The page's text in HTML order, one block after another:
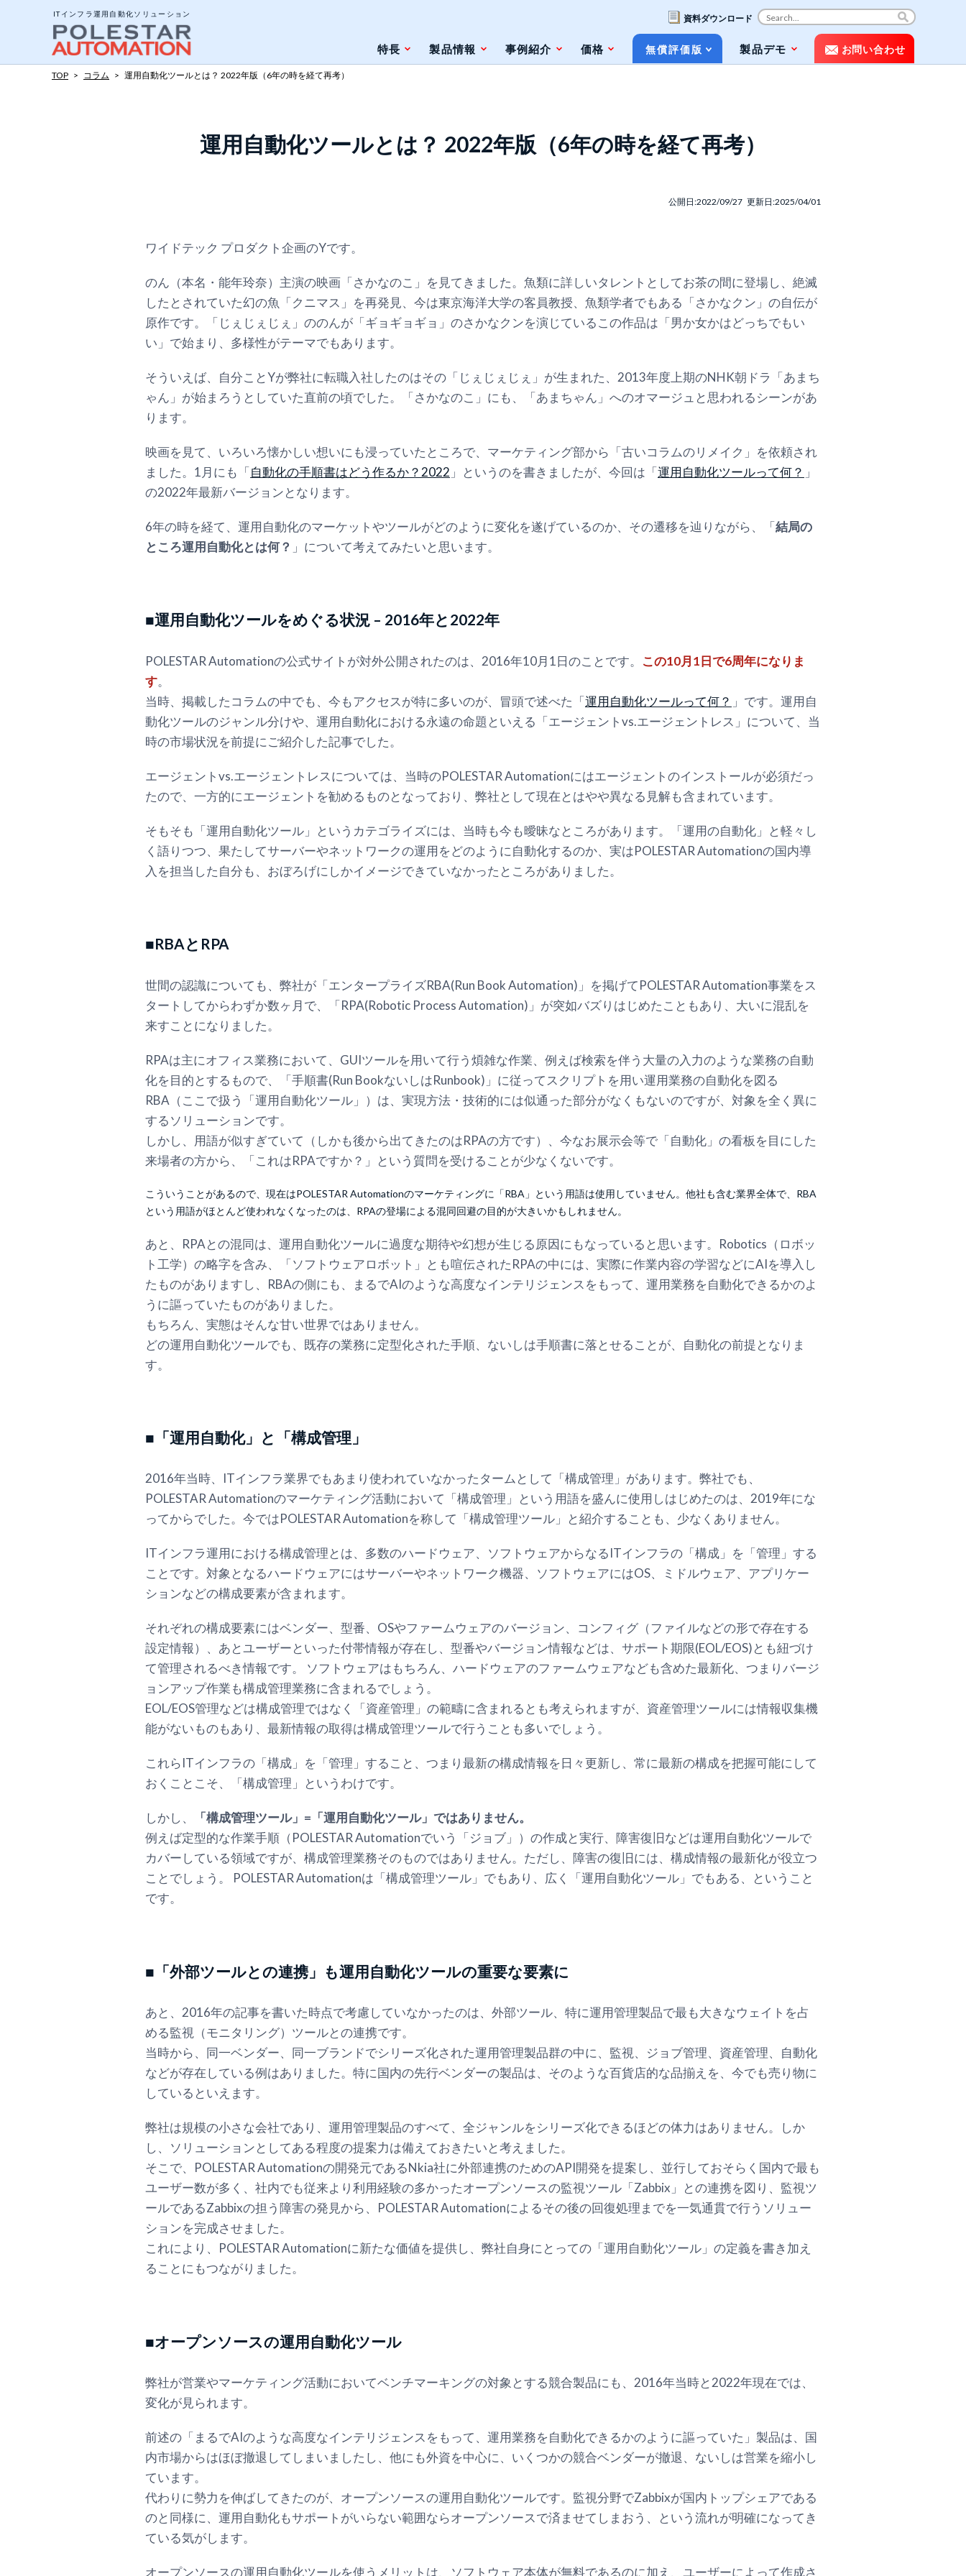
ITインフラ運用自動化ソリューション 資料ダウンロード
コ
特長 製品情報
エージェントとエージェントレス
アドオンツール
API公開インターフェースと利用方法
ツールとの連携（Zabbix）
フレット）
メディア掲載
事例紹介 価格 無償評価版 製品デモ お問い合わせ
TOP > コラム > 運用自動化ツールとは？ 2022年版（6年の時を経て再考）
運用自動化ツールとは？ 2022年版（6年の時を経て再考）
公開日:2022/09/27 更新日:2025/04/01
ワイドテック プロダクト企画のYです。
のん（本名・能年玲奈）主演の映画「さかなのこ」を見てきました。魚類に詳しいタレントとしてお茶の間に登場し、絶滅
したとされていた幻の魚「クニマス」を再発見、今は東京海洋大学の客員教授、魚類学者でもある「さかなクン」の自伝が
原作です。「じぇじぇじぇ」ののんが「ギョギョギョ」のさかなクンを演じているこの作品は「男か女かはどっちでもい
い」で始まり、多様性がテーマでもあります。
そういえば、自分ことYが弊社に転職入社したのはその「じぇじぇじぇ」が生まれた、2013年度上期のNHK朝ドラ「あまち
ゃん」が始まろうとしていた直前の頃でした。「さかなのこ」にも、「あまちゃん」へのオマージュと思われるシーンがあ
ります。
映画を見て、いろいろ懐かしい想いにも浸っていたところで、マーケティング部から「古いコラムのリメイク」を依頼され
ました。1月にも「自動化の手順書はどう作るか？2022 」というのを書きましたが、今回は「運用自動化ツールって何？ 」
の2022年最新バージョンとなります。
6年の時を経て、運用自動化のマーケットやツールがどのように変化を遂げているのか、その遷移を辿りながら、「結局の
ところ運用自動化とは何？ 」について考えてみたいと思います。
■運用自動化ツールをめぐる状況 – 2016年と2022年
POLESTAR Automationの公式サイトが対外公開されたのは、2016年10月1日のことです。 この10月1日で6周年になりま
す。
当時、掲載したコラムの中でも、今もアクセスが特に多いのが、冒頭で述べた「運用自動化ツールって何？ 」です。運用自
動化ツールのジャンル分けや、運用自動化における永遠の命題といえる「エージェントvs.エージェントレス」について、当
時の市場状況を前提にご紹介した記事でした。
エージェントvs.エージェントレスについては、当時のPOLESTAR Automationにはエージェントのインストールが必須だっ
たので、一方的にエージェントを勧めるものとなっており、弊社として現在とはやや異なる見解も含まれています。
そもそも「運用自動化ツール」というカテゴライズには、当時も今も曖昧なところがあります。「運用の自動化」と軽々し
く語りつつ、果たしてサーバーやネットワークの運用をどのように自動化するのか、実はPOLESTAR Automationの国内導
入を担当した自分も、おぼろげにしかイメージできていなかったところがありました。
■RBAとRPA
世間の認識についても、弊社が「エンタープライズRBA(Run Book Automation)」を掲げてPOLESTAR Automation事業をス
タートしてからわずか数ヶ月で、「RPA(Robotic Process Automation)」が突如バズりはじめたこともあり、大いに混乱を
来すことになりました。
RPAは主にオフィス業務において、GUIツールを用いて行う煩雑な作業、例えば検索を伴う大量の入力のような業務の自動
化を目的とするもので、「手順書(Run BookないしはRunbook)」に従ってスクリプトを用い運用業務の自動化を図る
RBA（ここで扱う「運用自動化ツール」）は、実現方法・技術的には似通った部分がなくもないのですが、対象を全く異に
するソリューションです。
しかし、用語が似すぎていて（しかも後から出てきたのはRPAの方です）、今なお展示会等で「自動化」の看板を目にした
来場者の方から、「これはRPAですか？」という質問を受けることが少なくないです。
こういうことがあるので、現在はPOLESTAR Automationのマーケティングに「RBA」という用語は使用していません。他社も含む業界全体で、RBA
という用語がほとんど使われなくなったのは、RPAの登場による混同回避の目的が大きいかもしれません。
あと、RPAとの混同は、運用自動化ツールに過度な期待や幻想が生じる原因にもなっていると思います。Robotics（ロボッ
ト工学）の略字を含み、「ソフトウェアロボット」とも喧伝されたRPAの中には、実際に作業内容の学習などにAIを導入し
たものがありますし、RBAの側にも、まるでAIのような高度なインテリジェンスをもって、運用業務を自動化できるかのよ
うに謳っていたものがありました。
もちろん、実態はそんな甘い世界ではありません。
どの運用自動化ツールでも、既存の業務に定型化された手順、ないしは手順書に落とせることが、自動化の前提となりま
す。
■「運用自動化」と「構成管理」
2016年当時、ITインフラ業界でもあまり使われていなかったタームとして「構成管理」があります。弊社でも、
POLESTAR Automationのマーケティング活動において「構成管理」という用語を盛んに使用しはじめたのは、2019年にな
ってからでした。今ではPOLESTAR Automationを称して「構成管理ツール」と紹介することも、少なくありません。
ITインフラ運用における構成管理とは、多数のハードウェア、ソフトウェアからなるITインフラの「構成」を「管理」する
ことです。対象となるハードウェアにはサーバーやネットワーク機器、ソフトウェアにはOS、ミドルウェア、アプリケー
ションなどの構成要素が含まれます。
それぞれの構成要素にはベンダー、型番、OSやファームウェアのバージョン、コンフィグ（ファイルなどの形で存在する
設定情報）、あとユーザーといった付帯情報が存在し、型番やバージョン情報などは、サポート期限(EOL/EOS)とも紐づけ
て管理されるべき情報です。 ソフトウェアはもちろん、ハードウェアのファームウェアなども含めた最新化、つまりバージ
ョンアップ作業も構成管理業務に含まれるでしょう。
EOL/EOS管理などは構成管理ではなく「資産管理」の範疇に含まれるとも考えられますが、資産管理ツールには情報収集機
能がないものもあり、最新情報の取得は構成管理ツールで行うことも多いでしょう。
これらITインフラの「構成」を「管理」すること、つまり最新の構成情報を日々更新し、常に最新の構成を把握可能にして
おくことこそ、「構成管理」というわけです。
しかし、
「構成管理ツール」=「運用自動化ツール」ではありません。
例えば定型的な作業手順（POLESTAR Automationでいう「ジョブ」）の作成と実行、障害復旧などは運用自動化ツールで
カバーしている領域ですが、構成管理業務そのものではありません。ただし、障害の復旧には、構成情報の最新化が役立つ
ことでしょう。 POLESTAR Automationは「構成管理ツール」でもあり、広く「運用自動化ツール」でもある、ということ
です。
■「外部ツールとの連携」も運用自動化ツールの重要な要素に
あと、2016年の記事を書いた時点で考慮していなかったのは、外部ツール、特に運用管理製品で最も大きなウェイトを占
める監視（モニタリング）ツールとの連携です。
当時から、同一ベンダー、同一ブランドでシリーズ化された運用管理製品群の中に、監視、ジョブ管理、資産管理、自動化
などが存在している例はありました。特に国内の先行ベンダーの製品は、そのような百貨店的な品揃えを、今でも売り物に
しているといえます。
弊社は規模の小さな会社であり、運用管理製品のすべて、全ジャンルをシリーズ化できるほどの体力はありません。しか
し、ソリューションとしてある程度の提案力は備えておきたいと考えました。
そこで、POLESTAR Automationの開発元であるNkia社に外部連携のためのAPI開発を提案し、並行しておそらく国内で最も
ユーザー数が多く、社内でも従来より利用経験の多かったオープンソースの監視ツール「Zabbix」との連携を図り、監視ツ
ールであるZabbixの担う障害の発見から、POLESTAR Automationによるその後の回復処理までを一気通貫で行うソリュー
ションを完成させました。
これにより、POLESTAR Automationに新たな価値を提供し、弊社自身にとっての「運用自動化ツール」の定義を書き加え
ることにもつながりました。
■オープンソースの運用自動化ツール
弊社が営業やマーケティング活動においてベンチマーキングの対象とする競合製品にも、2016年当時と2022年現在では、
変化が見られます。
前述の「まるでAIのような高度なインテリジェンスをもって、運用業務を自動化できるかのように謳っていた」製品は、国
内市場からはほぼ撤退してしまいましたし、他にも外資を中心に、いくつかの競合ベンダーが撤退、ないしは営業を縮小し
ています。
代わりに勢力を伸ばしてきたのが、オープンソースの運用自動化ツールです。監視分野でZabbixが国内トップシェアである
のと同様に、運用自動化もサポートがいらない範囲ならオープンソースで済ませてしまおう、という流れが明確になってき
ている気がします。
オープンソースの運用自動化ツールを使うメリットは、ソフトウェア本体が無料であるのに加え、ユーザーによって作成さ